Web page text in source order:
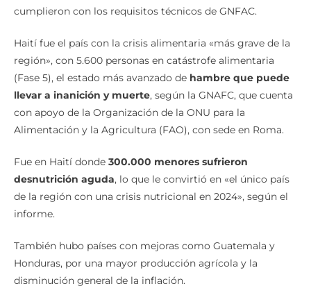
cumplieron con los requisitos técnicos de GNFAC.
Haití fue el país con la crisis alimentaria «más grave de la
región», con 5.600 personas en catástrofe alimentaria
(Fase 5), el estado más avanzado de hambre que puede
llevar a inanición y muerte, según la GNAFC, que cuenta
con apoyo de la Organización de la ONU para la
Alimentación y la Agricultura (FAO), con sede en Roma.
Fue en Haití donde 300.000 menores sufrieron
desnutrición aguda, lo que le convirtió en «el único país
de la región con una crisis nutricional en 2024», según el
informe.
También hubo países con mejoras como Guatemala y
Honduras, por una mayor producción agrícola y la
disminución general de la inflación.